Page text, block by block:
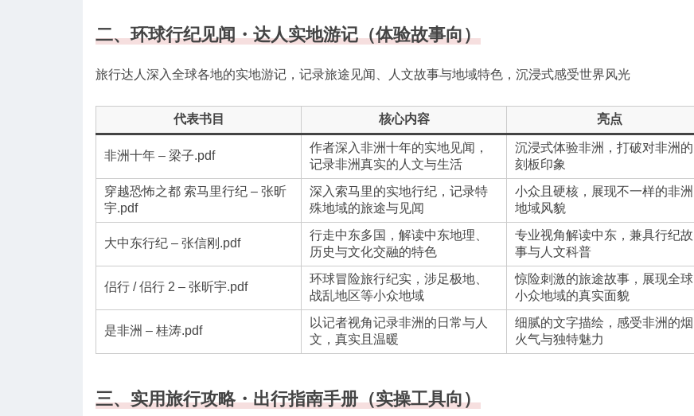
二、环球行纪见闻・达人实地游记（体验故事向）
旅行达人深入全球各地的实地游记，记录旅途见闻、人文故事与地域特色，沉浸式感受世界风光
代表书目 核心内容 亮点
非洲十年 – 梁子.pdf
作者深入非洲十年的实地见闻，
记录非洲真实的人文与生活
沉浸式体验非洲，打破对非洲的
刻板印象
穿越恐怖之都 索马里行纪 – 张昕
宇.pdf
深入索马里的实地行纪，记录特
殊地域的旅途与见闻
小众且硬核，展现不一样的非洲
地域风貌
大中东行纪 – 张信刚.pdf
行走中东多国，解读中东地理、
历史与文化交融的特色
专业视角解读中东，兼具行纪故
事与人文科普
侣行 / 侣行 2 – 张昕宇.pdf
环球冒险旅行纪实，涉足极地、
战乱地区等小众地域
惊险刺激的旅途故事，展现全球
小众地域的真实面貌
是非洲 – 桂涛.pdf
以记者视角记录非洲的日常与人
文，真实且温暖
细腻的文字描绘，感受非洲的烟
火气与独特魅力
三、实用旅行攻略・出行指南手册（实操工具向）